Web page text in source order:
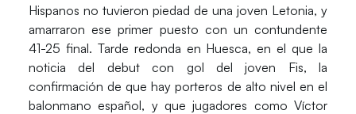
Hispanos no tuvieron piedad de una joven Letonia, y
amarraron ese primer puesto con un contundente
41-25 final. Tarde redonda en Huesca, en el que la
noticia del debut con gol del joven Fis, la
confirmación de que hay porteros de alto nivel en el
balonmano español, y que jugadores comoVíctor